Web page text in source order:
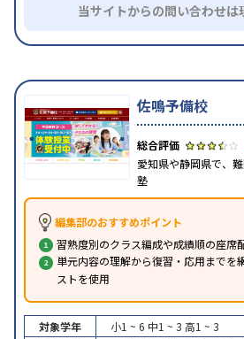
当サイトからの問い合わせは
佐鳴予備校
愛知県や静岡県で、
塾
編集部のおすすめポイント
習熟度別のクラス編成や成績順の座席
単元内容の理解から復習・応用までを
ストを使用
対象学年 小1 ~ 6 中1 ~ 3 高1 ~ 3